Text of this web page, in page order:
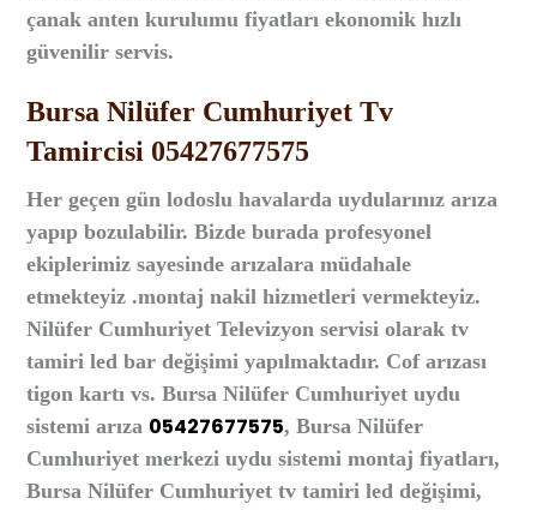
çanak anten kurulumu fiyatları ekonomik hızlı
güvenilir servis.
Bursa Nilüfer Cumhuriyet Tv
Tamircisi 05427677575
Her geçen gün lodoslu havalarda uydularınız arıza
yapıp bozulabilir. Bizde burada profesyonel
ekiplerimiz sayesinde arızalara müdahale
etmekteyiz .montaj nakil hizmetleri vermekteyiz.
Nilüfer Cumhuriyet Televizyon servisi olarak tv
tamiri led bar değişimi yapılmaktadır. Cof arızası
tigon kartı vs. Bursa Nilüfer Cumhuriyet uydu
sistemi arıza 05427677575, Bursa Nilüfer
Cumhuriyet merkezi uydu sistemi montaj fiyatları,
Bursa Nilüfer Cumhuriyet tv tamiri led değişimi,